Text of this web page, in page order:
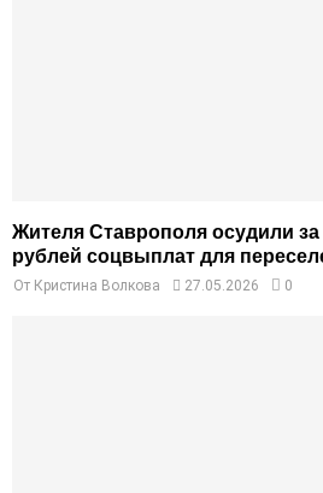
Жителя Ставрополя осудили
рублей соцвыплат для
От Кристина Волкова 27.05.2026 0